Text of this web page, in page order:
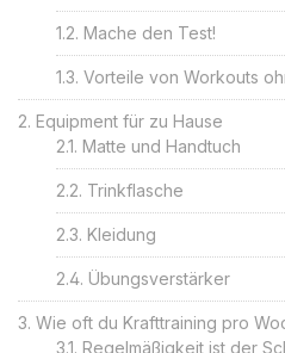
Mache den Test!
Vorteile von Workouts
Equipment für zu Hause
Matte und Handtuch
Trinkflasche
Kleidung
Übungsverstärker
Wie oft du Krafttraining pro
Regelmäßigkeit ist der